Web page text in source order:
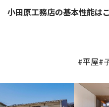
小田原工務店の基本性能は
#平屋#